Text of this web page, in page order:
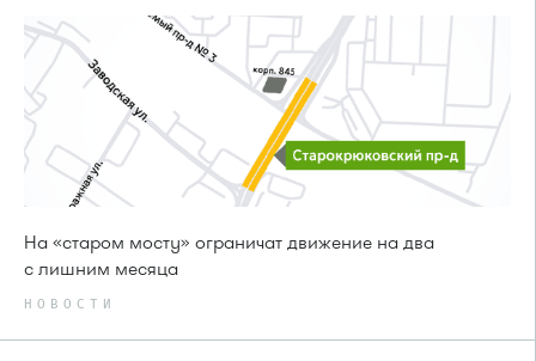
На «старом мосту» ограничат движение на два
с лишним месяца
НОВОСТИ